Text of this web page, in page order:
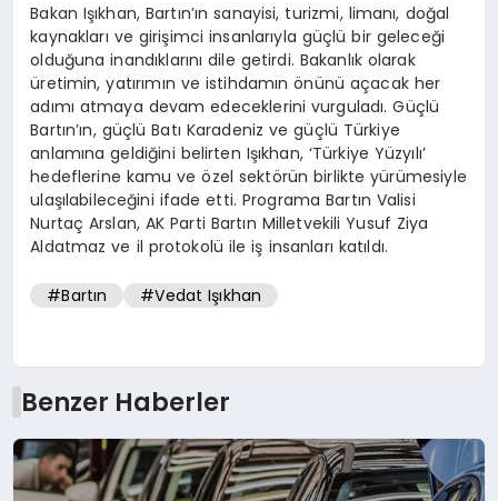
Bakan Işıkhan, Bartın’ın sanayisi, turizmi, limanı, doğal
kaynakları ve girişimci insanlarıyla güçlü bir geleceği
olduğuna inandıklarını dile getirdi. Bakanlık olarak
üretimin, yatırımın ve istihdamın önünü açacak her
adımı atmaya devam edeceklerini vurguladı. Güçlü
Bartın’ın, güçlü Batı Karadeniz ve güçlü Türkiye
anlamına geldiğini belirten Işıkhan, ‘Türkiye Yüzyılı’
hedeflerine kamu ve özel sektörün birlikte yürümesiyle
ulaşılabileceğini ifade etti. Programa Bartın Valisi
Nurtaç Arslan, AK Parti Bartın Milletvekili Yusuf Ziya
Aldatmaz ve il protokolü ile iş insanları katıldı.
#Bartın #Vedat Işıkhan
Benzer Haberler